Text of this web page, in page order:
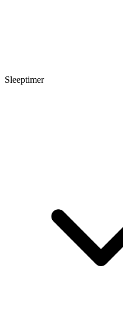
Sleeptimer